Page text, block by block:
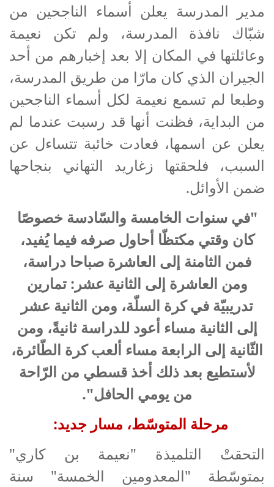
مدير المدرسة يعلن أسماء الناجحين من
شبّاك نافذة المدرسة، ولم تكن نعيمة
وعائلتها في المكان إلا بعد إخبارهم من أحد
الجيران الذي كان مارّا من طريق المدرسة،
وطبعا لم تسمع نعيمة لكل أسماء الناجحين
من البداية، فظنت أنها قد رسبت عندما لم
يعلن عن اسمها، فعادت خائبة تتساءل عن
السبب، فلحقتها زغاريد التهاني بنجاحها
ضمن الأوائل.
"في سنوات الخامسة والسّادسة خصوصًا
كان وقتي مكتظّا أحاول صرفه فيما يُفيد،
فمن الثامنة إلى العاشرة صباحا دراسة،
ومن العاشرة إلى الثانية عشر: تمارين
تدريبيّة في كرة السلّة، ومن الثانية عشر
إلى الثانية مساء أعود للدراسة ثانيةً، ومن
الثّانية إلى الرابعة مساء ألعب كرة الطّائرة،
لأستطيع بعد ذلك أخذ قسطي من الرّاحة
من يومي الحافل".
مرحلة المتوسّط، مسار جديد:
التحقتْ التلميذة "نعيمة بن كاري"
بمتوسّطة "المعدومين الخمسة" سنة